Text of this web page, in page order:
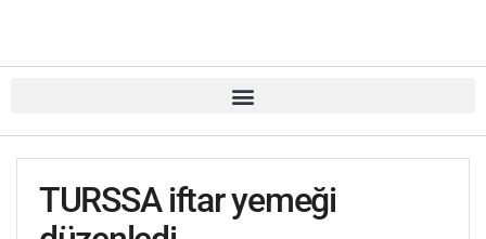
TURSSA iftar yemeği